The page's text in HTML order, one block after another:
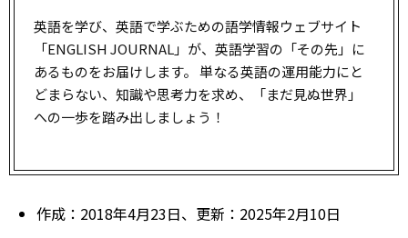
英語を学び、英語で学ぶための語学情報ウェブサイト
「ENGLISH JOURNAL」が、英語学習の「その先」に
あるものをお届けします。 単なる英語の運用能力にと
どまらない、知識や思考力を求め、「まだ見ぬ世界」
への一歩を踏み出しましょう！
作成：2018年4月23日、更新：2025年2月10日